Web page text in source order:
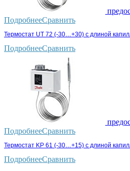
ПодробнееСравнить
Термостат UT 72 (-30…+30) с длиной
ПодробнееСравнить
ПодробнееСравнить
Термостат KP 61 (-30…+15) с длиной
ПодробнееСравнить